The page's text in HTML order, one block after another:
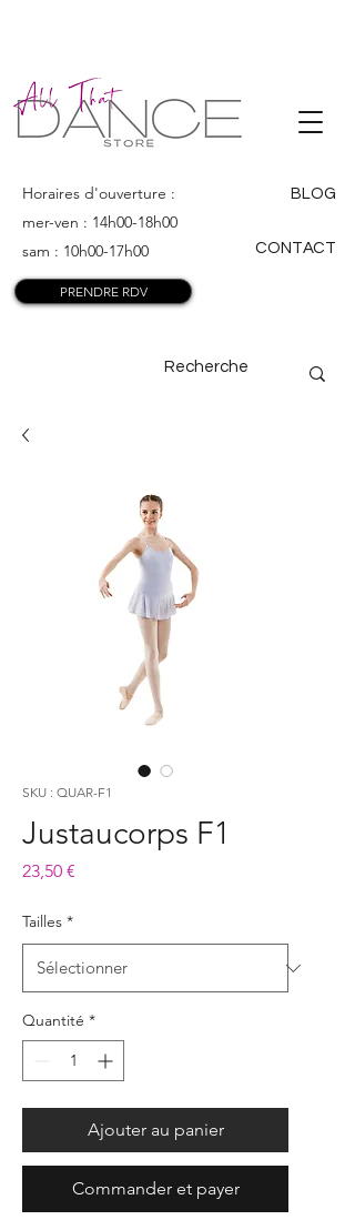
ALL THAT
DANCE
Horaires d'ouverture :
mer-ven : 14h00-18h00
sam : 10h00-17h00
BLOG
CONTACT
PRENDRE RDV
SKU : QUAR-F1
Justaucorps F1
23,50 €
Tailles *
Quantité *
Ajouter au panier
Commander et payer